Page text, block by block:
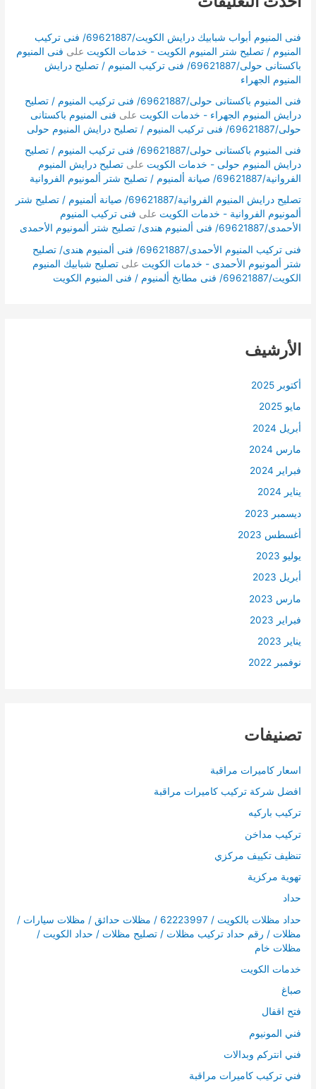
فنى المنيوم أبواب شبابيك درايش الكويت/69621887/ فنى تركيب
المنيوم / تصليح شتر المنيوم الكويت - خدمات الكويت على فنى المنيوم
باكستانى حولى/69621887/ فنى تركيب المنيوم / تصليح درايش
المنيوم الجهراء
فنى المنيوم باكستانى حولى/69621887/ فنى تركيب المنيوم / تصليح
درايش المنيوم الجهراء - خدمات الكويت على فنى المنيوم باكستانى
حولى/69621887/ فنى تركيب المنيوم / تصليح درايش المنيوم حولى
فنى المنيوم باكستانى حولى/69621887/ فنى تركيب المنيوم / تصليح
درايش المنيوم حولى - خدمات الكويت علىتصليح درايش المنيوم
الفروانية/69621887/ صيانة ألمنيوم / تصليح شتر ألمونيوم الفروانية
تصليح درايش المنيوم الفروانية/69621887/ صيانة ألمنيوم / تصليح شتر
ألمونيوم الفروانية - خدمات الكويت على فنى تركيب المنيوم
الأحمدى/69621887/ فنى ألمنيوم هندى/ تصليح شتر ألمونيوم الأحمدى
فنى تركيب المنيوم الأحمدى/69621887/ فنى ألمنيوم هندى/ تصليح
شتر ألمونيوم الأحمدى - خدمات الكويت علىتصليح شبابيك المنيوم
الكويت/69621887/ فنى مطابخ ألمنيوم / فنى المنيوم الكويت
الأرشيف
أكتوبر 2025
مايو 2025
أبريل 2024
مارس 2024
فبراير 2024
يناير 2024
ديسمبر 2023
أغسطس 2023
يوليو 2023
أبريل 2023
مارس 2023
فبراير 2023
يناير 2023
نوفمبر 2022
تصنيفات
اسعار كاميرات مراقبة
افضل شركة تركيب كاميرات مراقبة
تركيب باركيه
تركيب مداخن
تنظيف تكييف مركزي
تهوية مركزية
حداد
حداد مظلات بالكويت / 62223997 / مظلات حدائق / مظلات سيارات /
مظلات / رقم حداد تركيب مظلات / تصليح مظلات / حداد الكويت /
مظلات خام
خدمات الكويت
صباغ
فتح اقفال
فني المونيوم
فني انتركم وبدالات
فني تركيب كاميرات مراقبة